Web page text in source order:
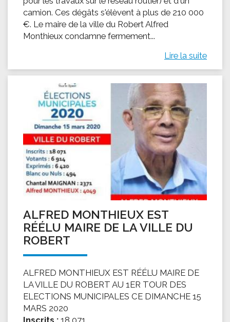
camion. Ces dégâts s'élèvent à plus de 210 000
€. Le maire de la ville du Robert Alfred
Monthieux condamne fermement...
Lire la suite
ALFRED MONTHIEUX EST
RÉÉLU MAIRE DE LA VILLE DU
ROBERT
ALFRED MONTHIEUX EST RÉÉLU MAIRE DE
LA VILLE DU ROBERT AU 1ER TOUR DES
ELECTIONS MUNICIPALES CE DIMANCHE 15
MARS 2020
Inscrits : 18 071